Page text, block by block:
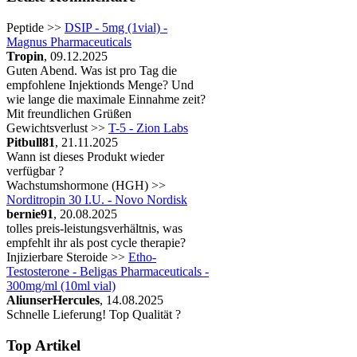
Peptide >> DSIP - 5mg (1vial) -
Magnus Pharmaceuticals
Tropin, 09.12.2025
Guten Abend. Was ist pro Tag die
empfohlene Injektionds Menge? Und
wie lange die maximale Einnahme zeit?
Mit freundlichen Grüßen
Gewichtsverlust >> T-5 - Zion Labs
Pitbull81, 21.11.2025
Wann ist dieses Produkt wieder
verfügbar ?
Wachstumshormone (HGH) >>
Norditropin 30 I.U. - Novo Nordisk
bernie91, 20.08.2025
tolles preis-leistungsverhältnis, was
empfehlt ihr als post cycle therapie?
Injizierbare Steroide >> Etho-
Testosterone - Beligas Pharmaceuticals -
300mg/ml (10ml vial)
AliunserHercules, 14.08.2025
Schnelle Lieferung! Top Qualität ?
Top Artikel